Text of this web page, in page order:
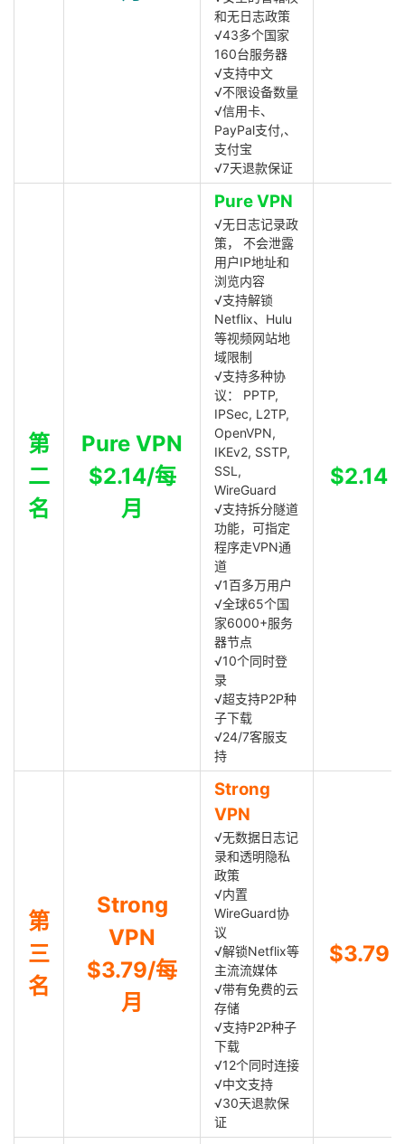
和无日志政策
√43多个国家
160台服务器
√支持中文
√不限设备数量
√信用卡、
PayPal支付,、
支付宝
√7天退款保证
第
二
名
Pure VPN
$2.14/每
月
Pure VPN
√无日志记录政
策， 不会泄露
用户IP地址和
浏览内容
√支持解锁
Netflix、Hulu
等视频网站地
域限制
√支持多种协
议： PPTP,
IPSec, L2TP,
OpenVPN,
IKEv2, SSTP,
SSL,
WireGuard
√支持拆分隧道
功能，可指定
程序走VPN通
道
√1百多万用户
√全球65个国
家6000+服务
器节点
√10个同时登
录
√超支持P2P种
子下载
√24/7客服支
持
$2.14
第
三
名
Strong
VPN
$3.79/每
月
Strong
VPN
√无数据日志记
录和透明隐私
政策
√内置
WireGuard协
议
√解锁Netflix等
主流流媒体
√带有免费的云
存储
√支持P2P种子
下载
√12个同时连接
√中文支持
√30天退款保
证
$3.79